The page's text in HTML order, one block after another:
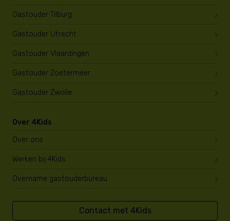
Gastouder Tilburg
Gastouder Utrecht
Gastouder Vlaardingen
Gastouder Zoetermeer
Gastouder Zwolle
Over 4Kids
Over ons
Werken bij 4Kids
Overname gastouderbureau
Contact met 4Kids